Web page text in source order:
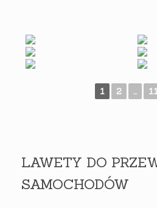
1 2 ... 11
LAWETY DO
SAMOCHODÓW